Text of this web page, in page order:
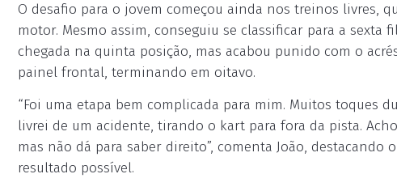
O desafio para o jovem começou ainda nos treinos livres,
motor. Mesmo assim, conseguiu se classificar para a
chegada na quinta posição, mas acabou punido com o
painel frontal, terminando em oitavo.
“Foi uma etapa bem complicada para mim. Muitos toques
livrei de um acidente, tirando o kart para fora da pista.
mas não dá para saber direito”, comenta João,
resultado possível.